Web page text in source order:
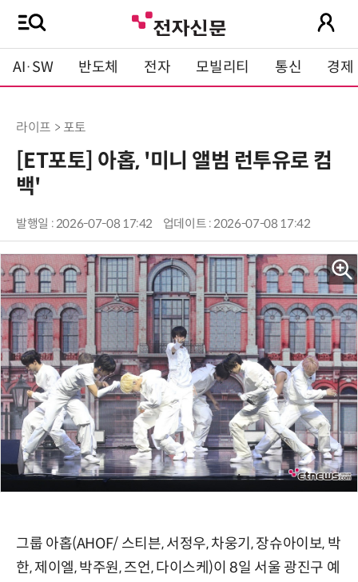
AI·SW 반도체 전자 모빌리티 통신 경제
라이프 > 포토
[ET포토] 아홉, '미니 앨범 런투유로 컴
백'
발행일 : 2026-07-08 17:42 업데이트 : 2026-07-08 17:42
그룹 아홉(AHOF/ 스티븐, 서정우, 차웅기, 장슈아이보, 박
한, 제이엘, 박주원, 즈언, 다이스케)이 8일 서울 광진구 예